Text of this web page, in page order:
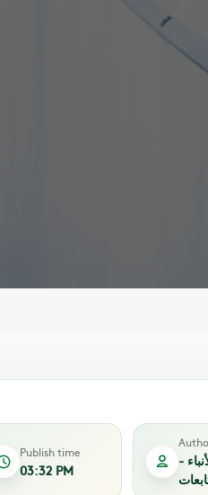
Publish time
03:32 PM
-